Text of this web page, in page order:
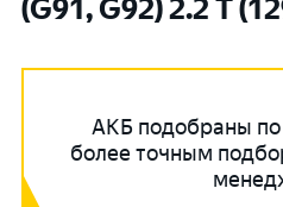
(G91, G92) 2.2 T
АКБ подобраны по
более точным